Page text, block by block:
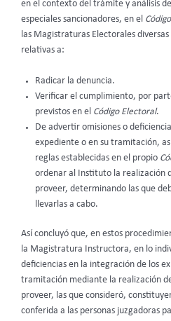
en el contexto del trámite y análisis
especiales sancionadores, en el
las Magistraturas Electorales
relativas a:
Radicar la denuncia.
Verificar el cumplimiento, por
previstos en el Código Electoral.
De advertir omisiones o
expediente o en su tramitación,
reglas establecidas en el propio
ordenar al Instituto la realización
proveer, determinando las que
llevarlas a cabo.
Así concluyó que, en estos
la Magistratura Instructora, en lo
deficiencias en la integración de los
tramitación mediante la realización
proveer, las que consideró,
conferida a las personas juzgadoras